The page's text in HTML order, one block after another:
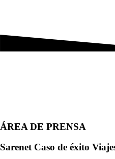
ÁREA DE PRENSA
Sarenet Caso de éxito